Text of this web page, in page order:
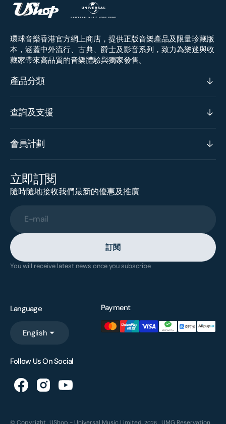
環球音樂香港官方網上商店，提供正版音樂產品及限量珍藏版
本，涵蓋中外流行、古典、爵士及影音系列，致力為樂迷與收
藏家帶來高品質的音樂體驗與獨家發售。
產品分類
查詢及支援
會員計劃
立即訂閱
隨時隨地接收我們最新的優惠及推廣
E-mail
訂閱
You will receive latest news once you subscribe
Language
English
Payment
Follow Us On Social